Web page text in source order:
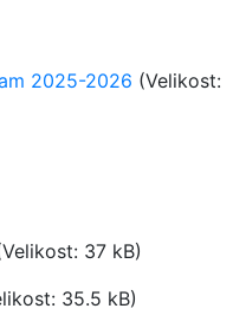
2025-2026 (Velikost:
37 kB)
35.5 kB)